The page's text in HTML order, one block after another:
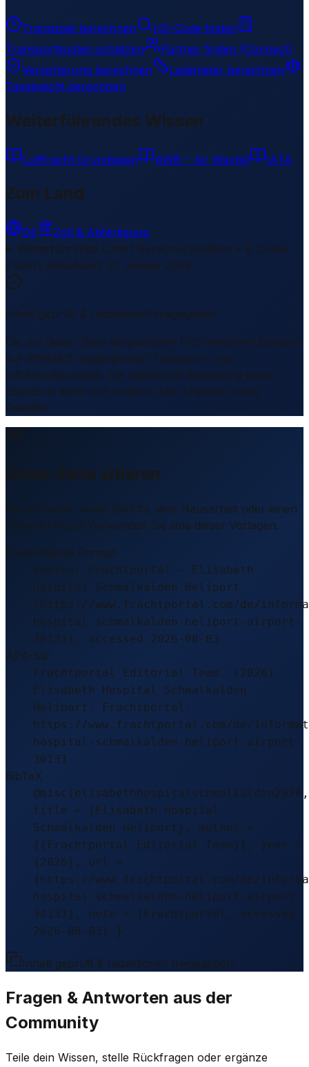
Transitzeit berechnen
HS-Code finden
Transportkosten schätzen
Partner finden (Connect)
Versicherung berechnen
Lademeter berechnen
Taxgewicht berechnen
Weiterführendes Wissen
Luftfracht Grundlagen AWB – Air Waybill IATA
Zum Land
DE
Zoll & Abfertigung
Weiterführende Links1 Bereiche/Sections • 8 Links▾
Zuletzt aktualisiert: 31. Januar 2026
Inhalt geprüft & redaktionell freigegeben
Die auf dieser Seite dargestellten Informationen basieren
auf öffentlich zugänglichen Transport- und
Infrastrukturdaten. Die logistische Bedeutung eines
Standorts kann sich ändern. Alle Angaben ohne
Gewähr.
Diese Seite zitieren
Sie schreiben einen Bericht, eine Hausarbeit oder einen
LinkedIn-Post? Verwenden Sie eine dieser Vorlagen.
Empfohlenes Format
Source: Frachtportal – Elisabeth
Hospital Schmalkalden Heliport
(https://www.frachtportal.com/de/
hospital-schmalkalden-heliport-airport-
30131), accessed 2026-08-03
APA-Stil
Frachtportal Editorial Team. (2026).
Elisabeth Hospital Schmalkalden
Heliport. Frachtportal.
https://www.frachtportal.com/de/
hospital-schmalkalden-heliport-airport-
30131
BibTeX
@misc{elisabethhospitalschmalkalden2026,
title = {Elisabeth Hospital
Schmalkalden Heliport}, author =
{{Frachtportal Editorial Team}}, year =
{2026}, url =
{https://www.frachtportal.com/de/
hospital-schmalkalden-heliport-airport-
30131}, note = {Frachtportal, accessed
2026-08-03} }
Inhalt geprüft & redaktionell freigegeben.
Fragen & Antworten aus der
Community
Teile dein Wissen, stelle Rückfragen oder ergänze